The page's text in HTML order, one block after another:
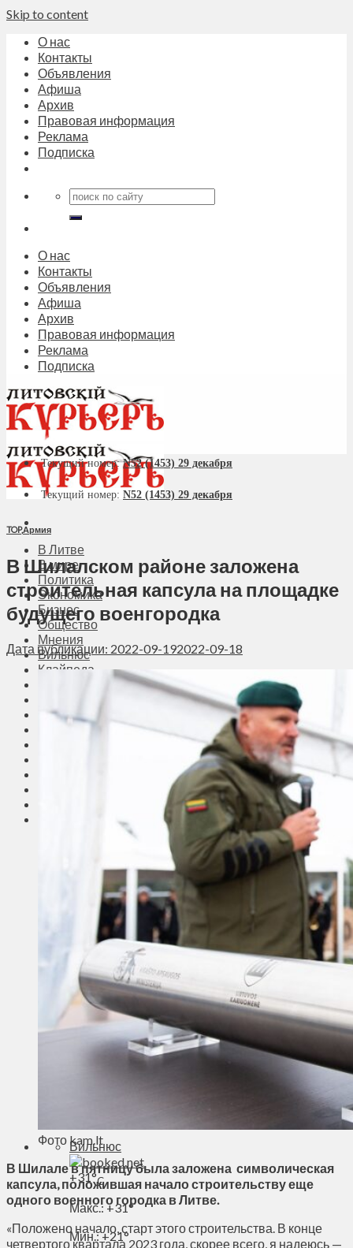
Skip to content
О нас
Контакты
Объявления
Афиша
Архив
Правовая информация
Реклама
Подписка
О нас
Контакты
Объявления
Афиша
Архив
Правовая информация
Реклама
Подписка
В Литве
В мире
Политика
Экономика
Бизнес
Общество
Мнения
Вильнюс
Клайпеда
Соседи
Транспорт
Фоторепортаж
ЛК рекомендует
Сеньорам
Образование
Здравоохранение
Экология
Происшествия
Приграничье
Деньги
Визиты
Выборы
Агроновости
Едим дома
Ищу семью
Вильнюс
+31°C
Макс.: +31°
Мин.:+21°
Текущий номер:N52 (1453) 29 декабря
Текущий номер: N52 (1453) 29 декабря
TOP,Армия
В Шилалском районе заложена
строительная капсула на площадке
будущего военгородка
Дата публикации: 2022-09-192022-09-18
Фото kam.lt
В Шилале в пятницу была заложена символическая
капсула, положившая начало строительству еще
одного военного городка в Литве.
«Положено начало, старт этого строительства. В конце
четвертого квартала 2023 года, скорее всего, я надеюсь —